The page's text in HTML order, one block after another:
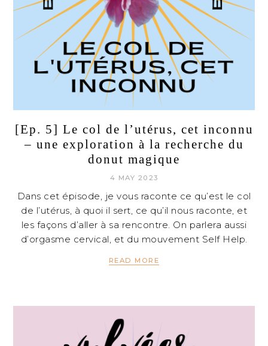
[Ep. 5] Le col de l’utérus, cet inconnu
– une exploration à la recherche du
donut magique
4 MAY 2023
Dans cet épisode, je vous raconte ce qu’est le col
de l’utérus, à quoi il sert, ce qu’il nous raconte, et
les façons d’aller à sa rencontre. On parlera aussi
d’orgasme cervical, et du mouvement Self Help.
READ MORE